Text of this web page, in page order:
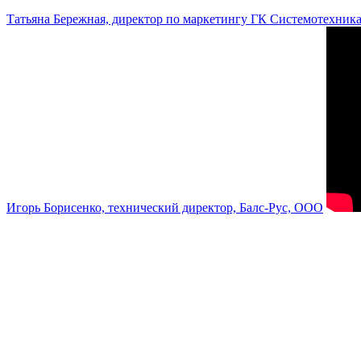
Татьяна Бережная, директор по маркетингу ГК Системотехника
Игорь Борисенко, технический директор, Балс-Рус, ООО